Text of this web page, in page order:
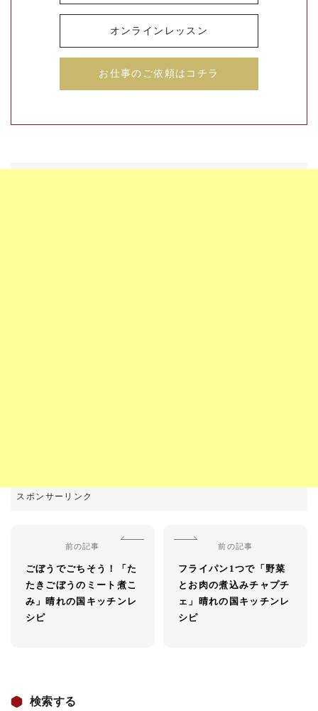
オンラインレッスン
お仕事のご依頼はコチラ
前の記事
ごぼうでごちそう！「た
たきごぼうのミート煮こ
み」晴れの国キッチンレ
シピ
前の記事
フライパン1つで「野菜
とお肉の煮込みチャプチ
ェ」晴れの国キッチンレ
シピ
検索する